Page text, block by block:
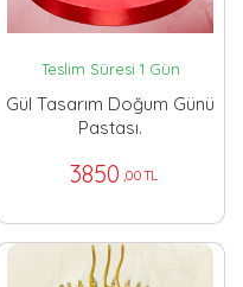
Teslim Süresi 1 Gün
Gül Tasarım Doğum Günü
Pastası.
3850 ,00 TL